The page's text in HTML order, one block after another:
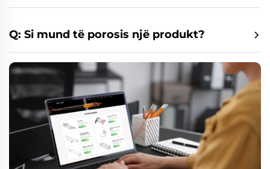
Q: Si mund të porosis një produkt?